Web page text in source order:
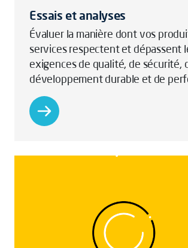
Essais et analyses
Évaluer la manière dont vos
services respectent et dépassent
exigences de qualité, de sécurité,
développement durable et de